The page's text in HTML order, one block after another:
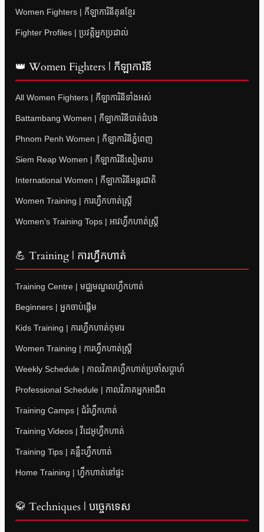
Women Fighters | កីឡាការិនីគុនខ្មែរ
Fighter Profiles | ប្រវត្តិអ្នកប្រដាល់
👑 Women Fighters | កីឡាការិនី
All Women Fighters | កីឡាការិនីទាំងអស់
Battambang Women | កីឡាការិនីបាត់ដំបង
Phnom Penh Women | កីឡាការិនីភ្នំពេញ
Siem Reap Women | កីឡាការិនីសៀមរាប
International Women | កីឡាការិនីអន្តរជាតិ
Women Training | ការហ្វឹកហាត់ស្ត្រី
Women’s Training Tops | អាវហ្វឹកហាត់ស្ត្រី
💪 Training | ការហ្វឹកហាត់
Training Centre | មជ្ឈមណ្ឌលហ្វឹកហាត់
Beginners | អ្នកចាប់ផ្តើម
Kids Training | ការហ្វឹកហាត់កុមារ
Women Training | ការហ្វឹកហាត់ស្ត្រី
Weekly Schedule | កាលវិភាគហ្វឹកហាត់ប្រចាំសប្តាហ៍
Professional Schedule | កាលវិភាគអ្នកអាជីព
Training Camps | ជំរំហ្វឹកហាត់
Training Videos | វីដេអូហ្វឹកហាត់
Training Tips | គន្លឹះហ្វឹកហាត់
Home Training | ហ្វឹកហាត់នៅផ្ទះ
🥋 Techniques | បច្ចេកទេស